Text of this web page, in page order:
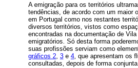
A emigração para os territórios
tendências, de acordo com um maior
em Portugal como nos restantes
diversos territórios, vistos como
encontradas na documentação de
emigratórios. Só desta forma
suas profissões serviam como
gráficos 2 3 e 4 , que apresentam os
consultadas, depois de forma conjunta.